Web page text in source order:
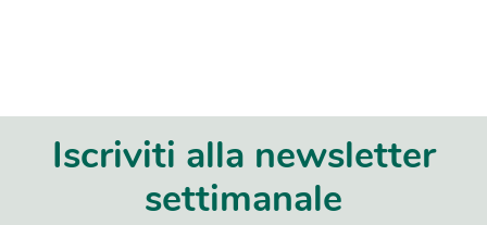
Iscriviti alla newsletter
settimanale